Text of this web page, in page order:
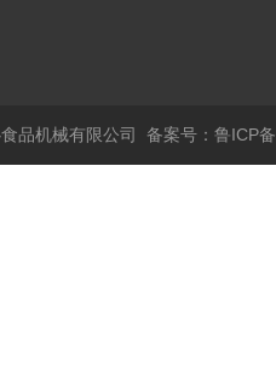
品机械有限公司 备案号：鲁ICP